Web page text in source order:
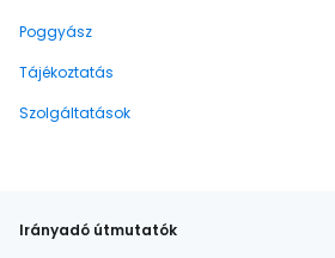
Poggyász
Tájékoztatás
Szolgáltatások
Irányadó útmutatók